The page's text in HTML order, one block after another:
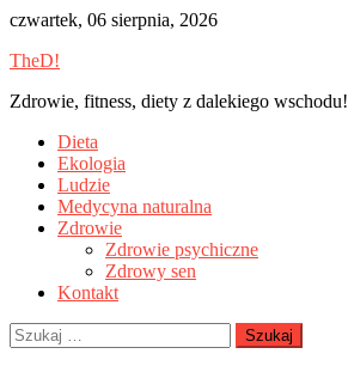
Skip
content
czwartek, 06 sierpnia, 2026
TheD!
Zdrowie, fitness, diety z dalekiego wschodu!
Dieta
Ekologia
Ludzie
Medycyna naturalna
Zdrowie
Zdrowie psychiczne
Zdrowy sen
Kontakt
Szukaj: